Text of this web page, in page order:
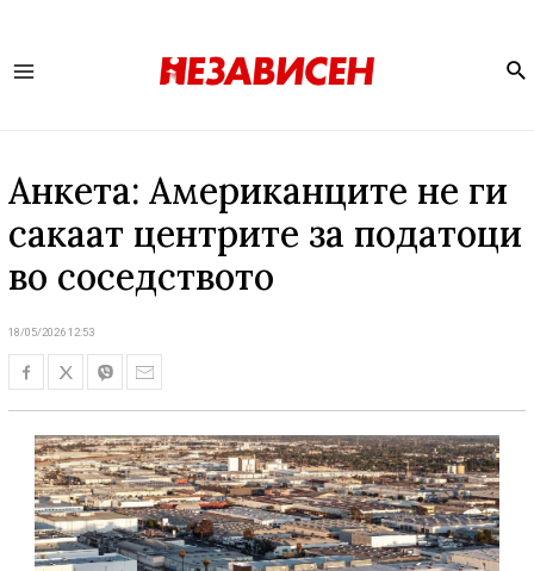
Анкета: Американците не ги
сакаат центрите за податоци
во соседството
18/05/2026 12:53